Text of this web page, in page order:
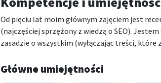
Od pięciu lat moim głównym zajęciem jest
(najczęściej sprzężony z wiedzą o SEO).
zasadzie o wszystkim (wyłączając treści,
Główne umiejętności